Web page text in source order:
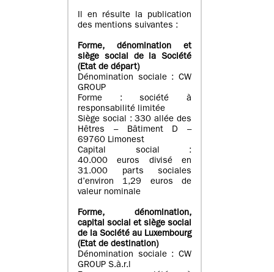
Il en résulte la publication
des mentions suivantes :
Forme, dénomination et
siège social de la Société
(Etatde départ)
Dénomination sociale : CW
GROUP
Forme : société à
responsabilité limitée
Siège social : 330 allée des
Hêtres – Bâtiment D –
69760 Limonest
Capital social :
40.000 euros divisé en
31.000 parts sociales
d’environ 1,29 euros de
valeur nominale
Forme, dénomination,
capital social et siège social
de la Société au Luxembourg
(Etat de destination)
Dénomination sociale : CW
GROUP S.à.r.l